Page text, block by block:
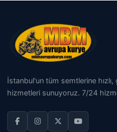
İstanbul'un tüm semtlerine
hizmetleri sunuyoruz. 7/24